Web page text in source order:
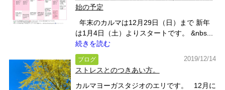
始の予定
年末のカルマは12月29日（日）まで 新年
は1月4日（土）よりスタートです。 &nbs...
続きを読む
ブログ 2019/12/14
ストレスとのつきあい方。
カルマヨーガスタジオのエリです。 12月に